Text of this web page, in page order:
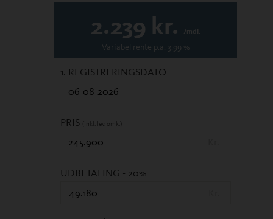
2.239 kr. /mdl.
Variabel rente p.a. 3.99 %
1. REGISTRERINGSDATO
PRIS (Inkl. lev. omk.)
UDBETALING - 20%